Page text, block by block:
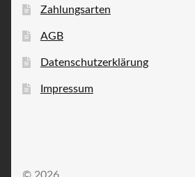
Zahlungsarten
AGB
Datenschutzerklärung
Impressum
© 2026